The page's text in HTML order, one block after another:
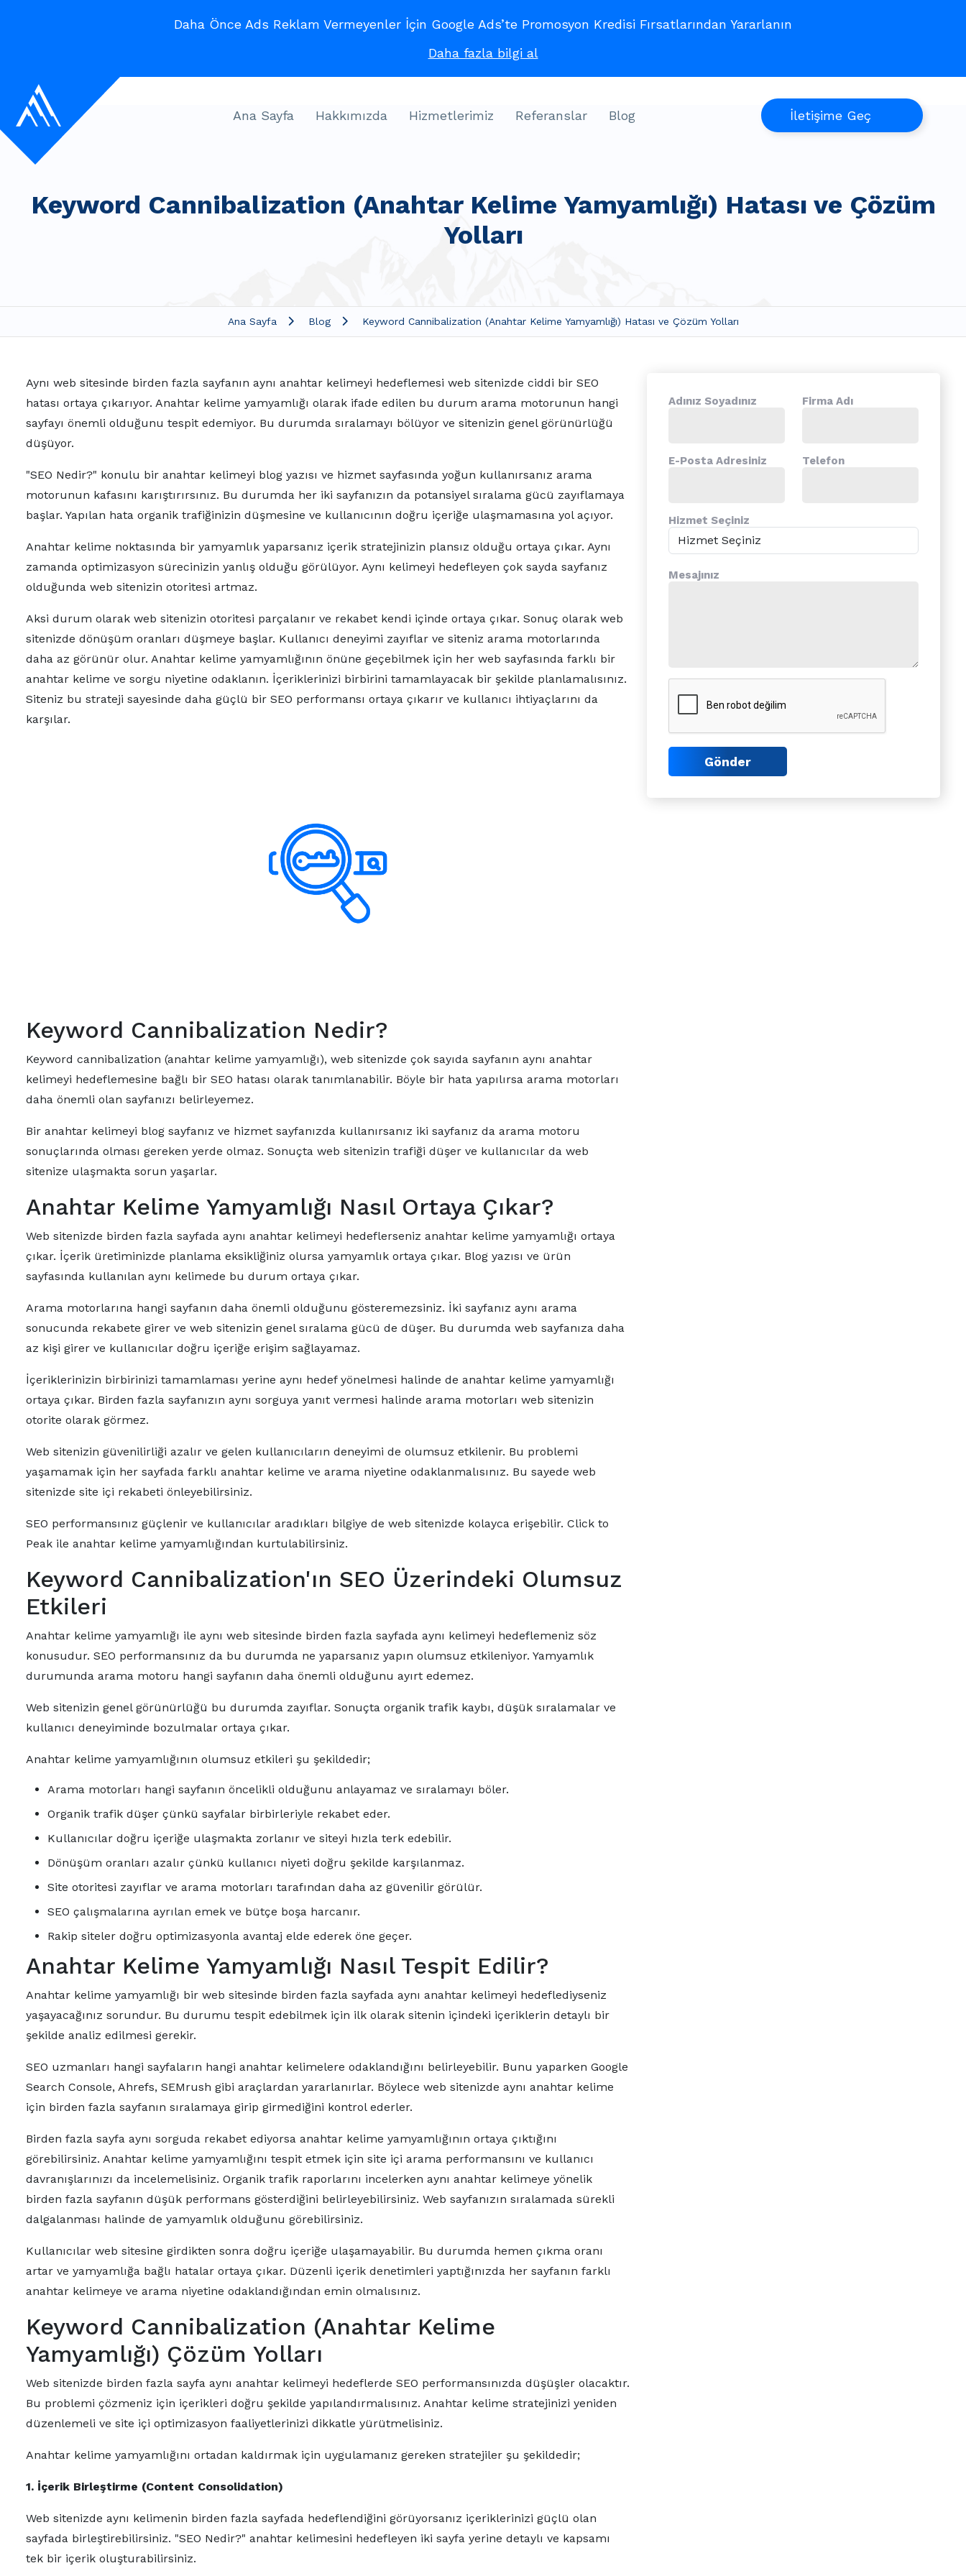
Daha Önce Ads Reklam Vermeyenler İçin Google Ads’te Promosyon Kredisi Fırsatlarından Yararlanın
Daha fazla bilgi al
Ana Sayfa Hakkımızda Hizmetlerimiz Referanslar Blog İletişime Geç
Keyword Cannibalization (Anahtar Kelime Yamyamlığı) Hatası ve Çözüm
Yolları
Ana Sayfa Blog Keyword Cannibalization (Anahtar Kelime Yamyamlığı) Hatası ve Çözüm Yolları
Aynı web sitesinde birden fazla sayfanın aynı anahtar kelimeyi hedeflemesi web sitenizde ciddi bir SEO
hatası ortaya çıkarıyor. Anahtar kelime yamyamlığı olarak ifade edilen bu durum arama motorunun hangi
sayfayı önemli olduğunu tespit edemiyor. Bu durumda sıralamayı bölüyor ve sitenizin genel görünürlüğü
düşüyor.
"SEO Nedir?" konulu bir anahtar kelimeyi blog yazısı ve hizmet sayfasında yoğun kullanırsanız arama
motorunun kafasını karıştırırsınız. Bu durumda her iki sayfanızın da potansiyel sıralama gücü zayıflamaya
başlar. Yapılan hata organik trafiğinizin düşmesine ve kullanıcının doğru içeriğe ulaşmamasına yol açıyor.
Anahtar kelime noktasında bir yamyamlık yaparsanız içerik stratejinizin plansız olduğu ortaya çıkar. Aynı
zamanda optimizasyon sürecinizin yanlış olduğu görülüyor. Aynı kelimeyi hedefleyen çok sayda sayfanız
olduğunda web sitenizin otoritesi artmaz.
Aksi durum olarak web sitenizin otoritesi parçalanır ve rekabet kendi içinde ortaya çıkar. Sonuç olarak web
sitenizde dönüşüm oranları düşmeye başlar. Kullanıcı deneyimi zayıflar ve siteniz arama motorlarında
daha az görünür olur. Anahtar kelime yamyamlığının önüne geçebilmek için her web sayfasında farklı bir
anahtar kelime ve sorgu niyetine odaklanın. İçeriklerinizi birbirini tamamlayacak bir şekilde planlamalısınız.
Siteniz bu strateji sayesinde daha güçlü bir SEO performansı ortaya çıkarır ve kullanıcı ihtiyaçlarını da
karşılar.
Keyword Cannibalization Nedir?
Keyword cannibalization (anahtar kelime yamyamlığı), web sitenizde çok sayıda sayfanın aynı anahtar
kelimeyi hedeflemesine bağlı bir SEO hatası olarak tanımlanabilir. Böyle bir hata yapılırsa arama motorları
daha önemli olan sayfanızı belirleyemez.
Bir anahtar kelimeyi blog sayfanız ve hizmet sayfanızda kullanırsanız iki sayfanız da arama motoru
sonuçlarında olması gereken yerde olmaz. Sonuçta web sitenizin trafiği düşer ve kullanıcılar da web
sitenize ulaşmakta sorun yaşarlar.
Anahtar Kelime Yamyamlığı Nasıl Ortaya Çıkar?
Web sitenizde birden fazla sayfada aynı anahtar kelimeyi hedeflerseniz anahtar kelime yamyamlığı ortaya
çıkar. İçerik üretiminizde planlama eksikliğiniz olursa yamyamlık ortaya çıkar. Blog yazısı ve ürün
sayfasında kullanılan aynı kelimede bu durum ortaya çıkar.
Arama motorlarına hangi sayfanın daha önemli olduğunu gösteremezsiniz. İki sayfanız aynı arama
sonucunda rekabete girer ve web sitenizin genel sıralama gücü de düşer. Bu durumda web sayfanıza daha
az kişi girer ve kullanıcılar doğru içeriğe erişim sağlayamaz.
İçeriklerinizin birbirinizi tamamlaması yerine aynı hedef yönelmesi halinde de anahtar kelime yamyamlığı
ortaya çıkar. Birden fazla sayfanızın aynı sorguya yanıt vermesi halinde arama motorları web sitenizin
otorite olarak görmez.
Web sitenizin güvenilirliği azalır ve gelen kullanıcıların deneyimi de olumsuz etkilenir. Bu problemi
yaşamamak için her sayfada farklı anahtar kelime ve arama niyetine odaklanmalısınız. Bu sayede web
sitenizde site içi rekabeti önleyebilirsiniz.
SEO performansınız güçlenir ve kullanıcılar aradıkları bilgiye de web sitenizde kolayca erişebilir. Click to
Peak ile anahtar kelime yamyamlığından kurtulabilirsiniz.
Keyword Cannibalization'ın SEO Üzerindeki Olumsuz
Etkileri
Anahtar kelime yamyamlığı ile aynı web sitesinde birden fazla sayfada aynı kelimeyi hedeflemeniz söz
konusudur. SEO performansınız da bu durumda ne yaparsanız yapın olumsuz etkileniyor. Yamyamlık
durumunda arama motoru hangi sayfanın daha önemli olduğunu ayırt edemez.
Web sitenizin genel görünürlüğü bu durumda zayıflar. Sonuçta organik trafik kaybı, düşük sıralamalar ve
kullanıcı deneyiminde bozulmalar ortaya çıkar.
Anahtar kelime yamyamlığının olumsuz etkileri şu şekildedir;
Arama motorları hangi sayfanın öncelikli olduğunu anlayamaz ve sıralamayı böler.
Organik trafik düşer çünkü sayfalar birbirleriyle rekabet eder.
Kullanıcılar doğru içeriğe ulaşmakta zorlanır ve siteyi hızla terk edebilir.
Dönüşüm oranları azalır çünkü kullanıcı niyeti doğru şekilde karşılanmaz.
Site otoritesi zayıflar ve arama motorları tarafından daha az güvenilir görülür.
SEO çalışmalarına ayrılan emek ve bütçe boşa harcanır.
Rakip siteler doğru optimizasyonla avantaj elde ederek öne geçer.
Anahtar Kelime Yamyamlığı Nasıl Tespit Edilir?
Anahtar kelime yamyamlığı bir web sitesinde birden fazla sayfada aynı anahtar kelimeyi hedeflediyseniz
yaşayacağınız sorundur. Bu durumu tespit edebilmek için ilk olarak sitenin içindeki içeriklerin detaylı bir
şekilde analiz edilmesi gerekir.
SEO uzmanları hangi sayfaların hangi anahtar kelimelere odaklandığını belirleyebilir. Bunu yaparken Google
Search Console, Ahrefs, SEMrush gibi araçlardan yararlanırlar. Böylece web sitenizde aynı anahtar kelime
için birden fazla sayfanın sıralamaya girip girmediğini kontrol ederler.
Birden fazla sayfa aynı sorguda rekabet ediyorsa anahtar kelime yamyamlığının ortaya çıktığını
görebilirsiniz. Anahtar kelime yamyamlığını tespit etmek için site içi arama performansını ve kullanıcı
davranışlarınızı da incelemelisiniz. Organik trafik raporlarını incelerken aynı anahtar kelimeye yönelik
birden fazla sayfanın düşük performans gösterdiğini belirleyebilirsiniz. Web sayfanızın sıralamada sürekli
dalgalanması halinde de yamyamlık olduğunu görebilirsiniz.
Kullanıcılar web sitesine girdikten sonra doğru içeriğe ulaşamayabilir. Bu durumda hemen çıkma oranı
artar ve yamyamlığa bağlı hatalar ortaya çıkar. Düzenli içerik denetimleri yaptığınızda her sayfanın farklı
anahtar kelimeye ve arama niyetine odaklandığından emin olmalısınız.
Keyword Cannibalization (Anahtar Kelime
Yamyamlığı) Çözüm Yolları
Web sitenizde birden fazla sayfa aynı anahtar kelimeyi hedeflerde SEO performansınızda düşüşler olacaktır.
Bu problemi çözmeniz için içerikleri doğru şekilde yapılandırmalısınız. Anahtar kelime stratejinizi yeniden
düzenlemeli ve site içi optimizasyon faaliyetlerinizi dikkatle yürütmelisiniz.
Anahtar kelime yamyamlığını ortadan kaldırmak için uygulamanız gereken stratejiler şu şekildedir;
1. İçerik Birleştirme (Content Consolidation)
Web sitenizde aynı kelimenin birden fazla sayfada hedeflendiğini görüyorsanız içeriklerinizi güçlü olan
sayfada birleştirebilirsiniz. "SEO Nedir?" anahtar kelimesini hedefleyen iki sayfa yerine detaylı ve kapsamı
tek bir içerik oluşturabilirsiniz.
Adınız Soyadınız Firma Adı
E-Posta Adresiniz Telefon
Hizmet Seçiniz
Mesajınız
Gönder